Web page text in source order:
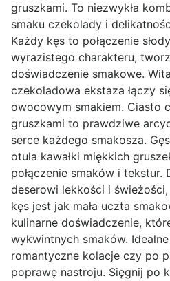
gruszkami. To niezwykła
smaku czekolady i
Każdy kęs to połączenie
wyrazistego charakteru,
doświadczenie smakowe.
czekoladowa ekstaza łączy
owocowym smakiem. Ciasto
gruszkami to prawdziwe
serce każdego smakosza.
otula kawałki miękkich
połączenie smaków i tekstur.
deserowi lekkości i
kęs jest jak mała uczta
kulinarne doświadczenie,
wykwintnych smaków.
romantyczne kolacje czy po
poprawę nastroju. Sięgnij po